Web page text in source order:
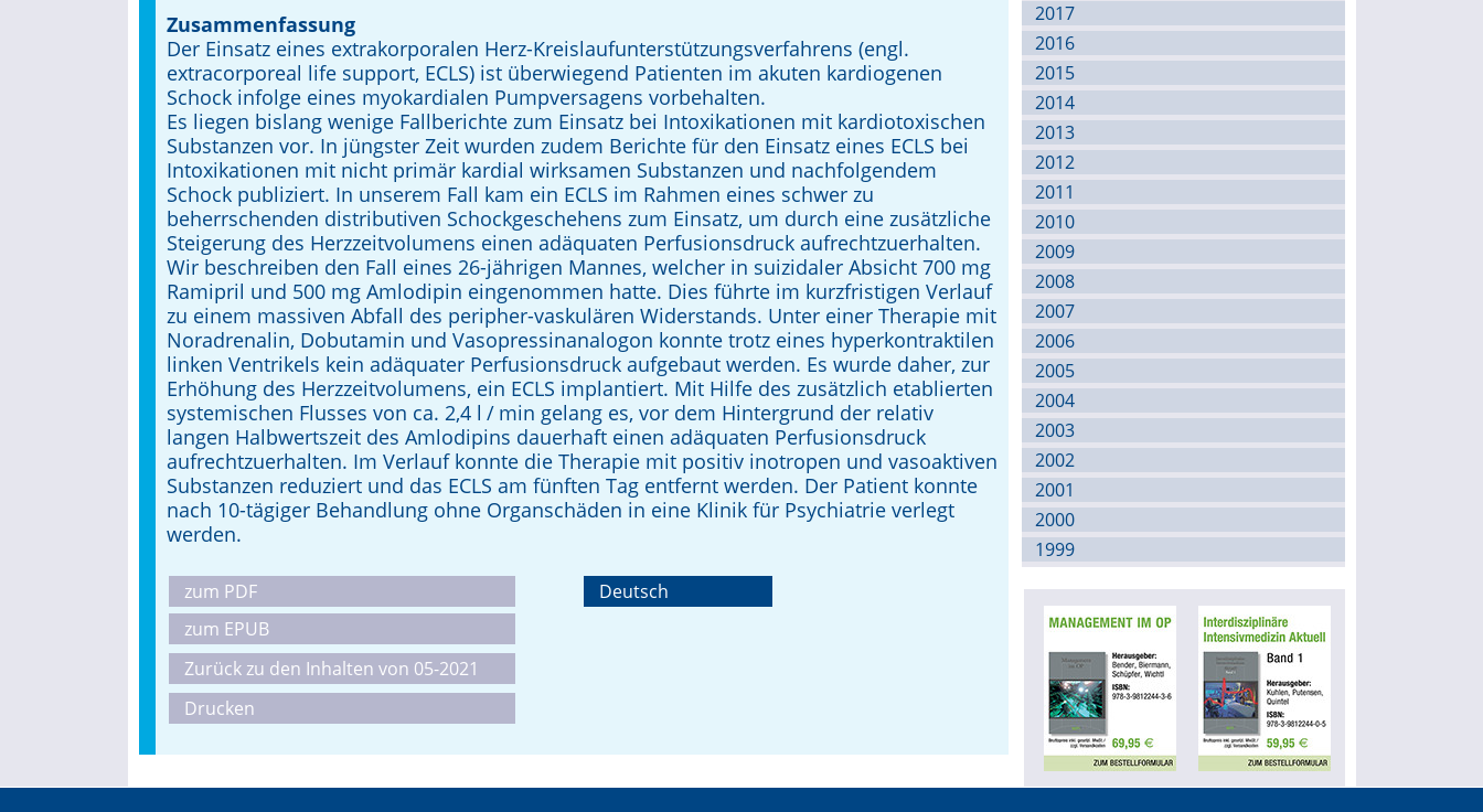
Zusammenfassung
Der Einsatz eines extrakorporalen Herz-Kreislaufunterstützungsverfahrens (engl.
extracorporeal life support, ECLS) ist überwiegend Patienten im akuten kardiogenen
Schock infolge eines myokardialen Pumpversagens vorbehalten.
Es liegen bislang wenige Fallberichte zum Einsatz bei Intoxikationen mit kardiotoxischen
Substanzen vor. In jüngster Zeit wurden zudem Berichte für den Einsatz eines ECLS bei
Intoxikationen mit nicht primär kardial wirksamen Substanzen und nachfolgendem
Schock publiziert. In unserem Fall kam ein ECLS im Rahmen eines schwer zu
beherrschenden distributiven Schockgeschehens zum Einsatz, um durch eine zusätzliche
Steigerung des Herzzeitvolumens einen adäquaten Perfusionsdruck aufrechtzuerhalten.
Wir beschreiben den Fall eines 26-jährigen Mannes, welcher in suizidaler Ab­sicht 700 mg
Ramipril und 500 mg Amlodipin eingenommen hatte. Dies führte im kurzfristigen Verlauf
zu einem massiven Abfall des peripher-vaskulären Widerstands. Unter einer Therapie mit
Noradrenalin, Dobutamin und Vasopressinanalogon konnte trotz eines hy­perkontraktilen
linken Ventrikels kein adäquater Perfusionsdruck aufgebaut werden. Es wurde daher, zur
Erhöhung des Herzzeitvolumens, ein ECLS implantiert. Mit Hilfe des zusätzlich etablierten
systemischen Flusses von ca. 2,4 l / min gelang es, vor dem Hintergrund der relativ
langen Halbwertszeit des Amlo­dipins dauerhaft einen adäquaten Per­fusionsdruck
aufrechtzuerhalten. Im Ver­lauf konnte die Therapie mit positiv inotropen und vasoaktiven
Substanzen reduziert und das ECLS am fünften Tag entfernt werden. Der Patient konnte
nach 10-tägiger Behandlung ohne Organschäden in eine Klinik für Psychiatrie verlegt
werden.
zum PDF
zum EPUB
Zurück zu den Inhalten von 05-2021
Drucken
Deutsch
2017
2016
2015
2014
2013
2012
2011
2010
2009
2008
2007
2006
2005
2004
2003
2002
2001
2000
1999